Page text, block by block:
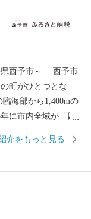
市～ 西予市
町がひとつとな
海部から1,400mの
に市内全域が「四
史と伝統文化を誇
介をもっと見る